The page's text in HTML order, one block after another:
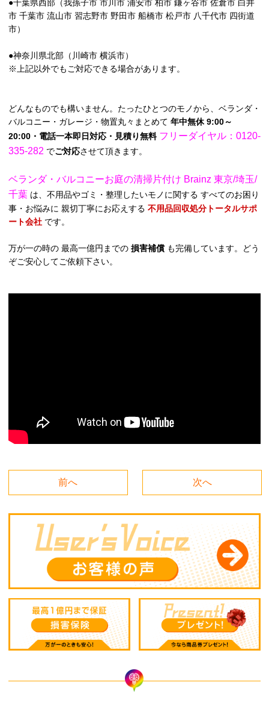
●千葉県西部（我孫子市 市川市 浦安市 柏市 鎌ヶ谷市 佐倉市 白井
市 千葉市 流山市 習志野市 野田市 船橋市 松戸市 八千代市 四街道
市）
●神奈川県北部（川崎市 横浜市）
※上記以外でもご対応できる場合があります。
どんなものでも構いません。たったひとつのモノから、ベランダ・
バルコニー・ガレージ・物置丸々まとめて 年中無休 9:00～
20:00・電話一本即日対応・見積り無料 フリーダイヤル：0120-
335-282 でご対応させて頂きます。
ベランダ・バルコニーお庭の清掃片付け Brainz 東京/埼玉/
千葉 は、不用品やゴミ・整理したいモノに関する すべてのお困り
事・お悩みに 親切丁寧にお応えする 不用品回収処分トータルサポ
ート会社 です。
万が一の時の 最高一億円までの 損害補償 も完備しています。どう
ぞご安心してご依頼下さい。
前へ 次へ